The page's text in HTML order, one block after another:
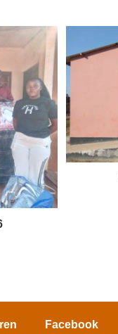
Facebook